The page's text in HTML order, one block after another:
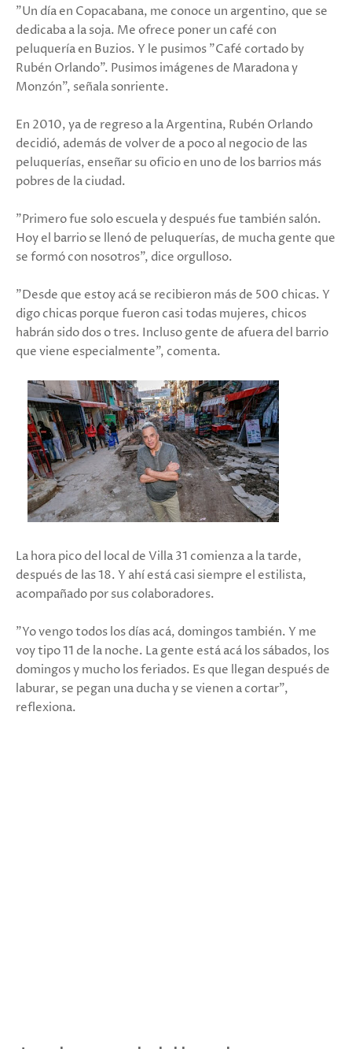
"Un día en Copacabana, me conoce un argentino, que se
dedicaba a la soja. Me ofrece poner un café con
peluquería en Buzios. Y le pusimos "Café cortado by
Rubén Orlando". Pusimos imágenes de Maradona y
Monzón", señala sonriente.
En 2010, ya de regreso a la Argentina, Rubén Orlando
decidió, además de volver de a poco al negocio de las
peluquerías, enseñar su oficio en uno de los barrios más
pobres de la ciudad.
"Primero fue solo escuela y después fue también salón.
Hoy el barrio se llenó de peluquerías, de mucha gente que
se formó con nosotros", dice orgulloso.
"Desde que estoy acá se recibieron más de 500 chicas. Y
digo chicas porque fueron casi todas mujeres, chicos
habrán sido dos o tres. Incluso gente de afuera del barrio
que viene especialmente", comenta.
La hora pico del local de Villa 31 comienza a la tarde,
después de las 18. Y ahí está casi siempre el estilista,
acompañado por sus colaboradores.
"Yo vengo todos los días acá, domingos también. Y me
voy tipo 11 de la noche. La gente está acá los sábados, los
domingos y mucho los feriados. Es que llegan después de
laburar, se pegan una ducha y se vienen a cortar",
reflexiona.